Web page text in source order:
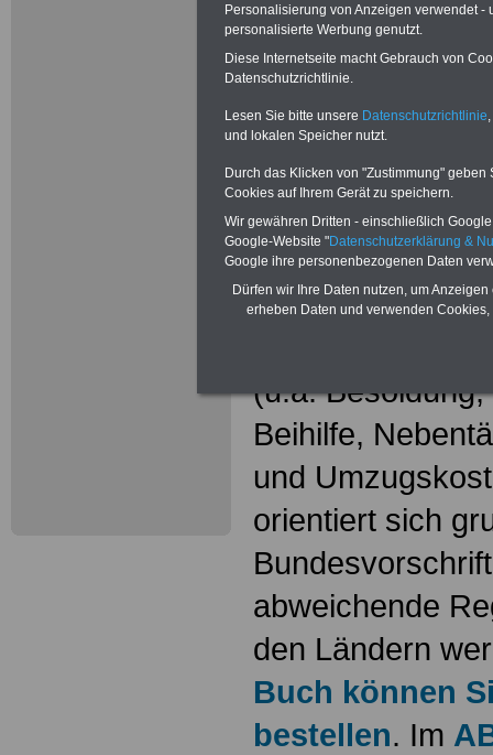
Neu
Beamte
Das beliebte
und Beamte"
(u.a.
Beihilfe,
und
orientiert sich
abweichende
den Ländern
Buch können
bestellen. Im
Personalisierung von Anzeigen verwendet
personalisierte Werbung genutzt.
Diese Internetseite macht Gebrauch von
Datenschutzrichtlinie.
Lesen Sie bitte unsere Datenschutzrichtlinie
und lokalen Speicher nutzt.
Durch das Klicken von "Zustimmung"
Cookies auf Ihrem Gerät zu speichern.
Wir gewähren Dritten - einschließlich
Google-Website "Datenschutzerklärung &
Google ihre personenbezogenen Daten
Dürfen wir Ihre Daten nutzen, um
erheben Daten und verwenden